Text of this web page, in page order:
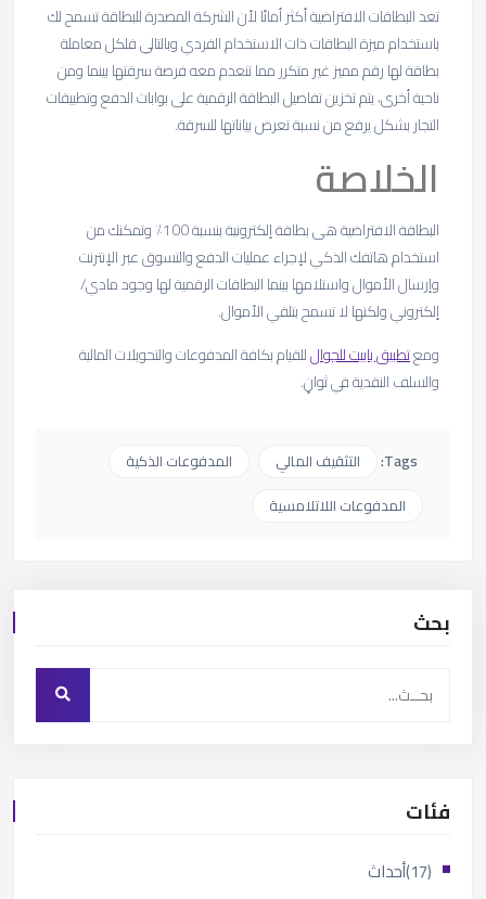
تعد البطاقات الافتراضية أكثر أمانًا لأن الشركة المصدرة للبطاقة تسمح لك
باستخدام ميزة البطاقات ذات الاستخدام الفردي وبالتالي فلكل معاملة
بطاقة لها رقم مميز غير متكرر مما تنعدم معه فرصة سرقتها بينما ومن
ناحية أخرى، يتم تخزين تفاصيل البطاقة الرقمية على بوابات الدفع وتطبيقات
التجار بشكل يرفع من نسبة تعرض بياناتها للسرقة.
الخلاصة
البطاقة الافتراضية هى بطاقة إلكترونية بنسبة 100٪ وتمكنك من
استخدام هاتفك الذكي لإجراء عمليات الدفع والتسوق عبر الإنترنت
وإرسال الأموال واستلامها بينما البطاقات الرقمية لها وجود مادي/
إلكتروني ولكنها لا تسمح بتلقي الأموال.
ومعتطبيق باييت للجوالللقيام بكافة المدفوعات والتحويلات المالية
والسلف النقدية في ثوانٍ.
Tags: التثقيف المالي
المدفوعات الذكية
المدفوعات اللاتلامسية
بحث
فئات
أحداث
(17)